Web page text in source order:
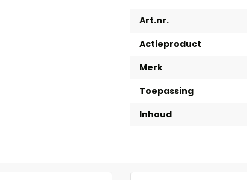
Art.nr.
Actieproduct
Merk
Toepassing
Inhoud